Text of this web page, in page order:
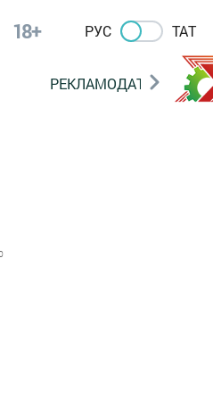
18+ РУС ТАТ
РЕКЛАМОДАТЕЛЯМ